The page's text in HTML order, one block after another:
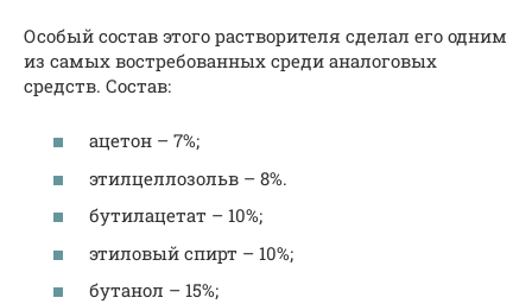
Особый состав этого растворителя сделал его одним
из самых востребованных среди аналоговых
средств. Состав:
ацетон – 7%;
этилцеллозольв – 8%.
бутилацетат – 10%;
этиловый спирт – 10%;
бутанол – 15%;